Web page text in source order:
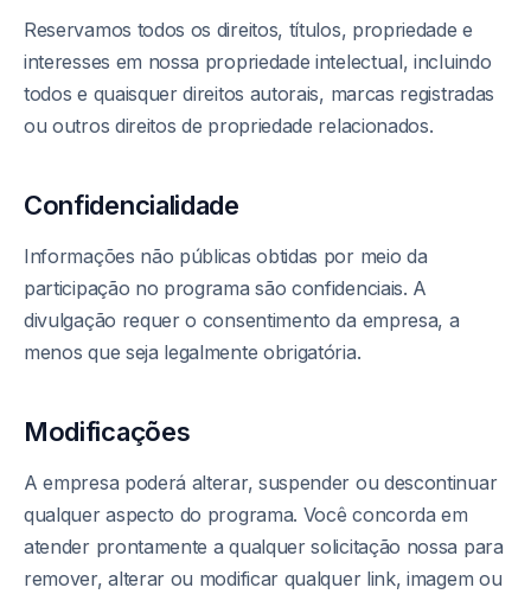
Reservamos todos os direitos, títulos, propriedade e
interesses em nossa propriedade intelectual, incluindo
todos e quaisquer direitos autorais, marcas registradas
ou outros direitos de propriedade relacionados.
Confidencialidade
Informações não públicas obtidas por meio da
participação no programa são confidenciais. A
divulgação requer o consentimento da empresa, a
menos que seja legalmente obrigatória.
Modificações
A empresa poderá alterar, suspender ou descontinuar
qualquer aspecto do programa. Você concorda em
atender prontamente a qualquer solicitação nossa para
remover, alterar ou modificar qualquer link, imagem ou